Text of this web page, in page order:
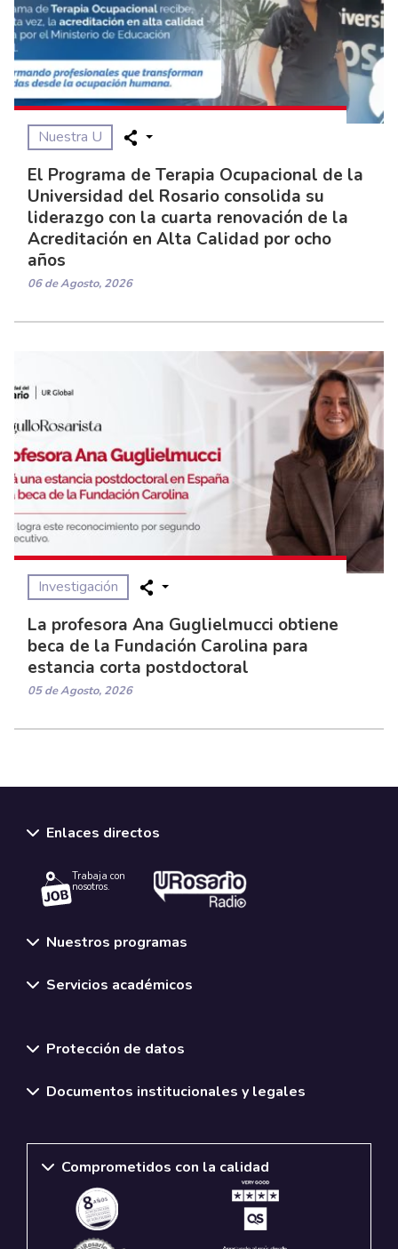
Nuestra U
El Programa de Terapia Ocupacional de la
Universidad del Rosario consolida su
liderazgo con la cuarta renovación de la
Acreditación en Alta Calidad por ocho
años
06 de Agosto, 2026
Investigación
La profesora Ana Guglielmucci obtiene
beca de la Fundación Carolina para
estancia corta postdoctoral
05 de Agosto, 2026
Enlaces directos
Trabaja con
nosotros.
Nuestros programas
Servicios académicos
Protección de datos
Documentos institucionales y legales
Comprometidos con la calidad